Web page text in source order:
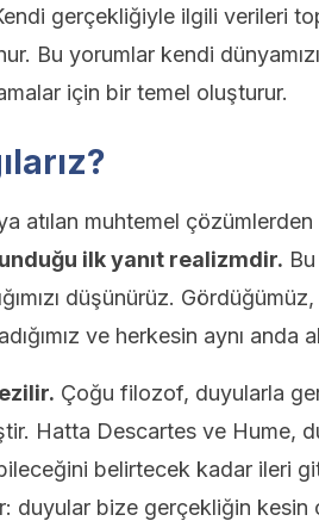
gerçekliğiyle ilgili verileri
Bu yorumlar kendi
için bir temel oluşturur.
atılan muhtemel
ilk yanıt realizmdir.
düşünürüz.
ve herkesin aynı anda
Çoğu filozof, duyularla
Hatta Descartes ve Hume,
belirtecek kadar ileri
duyular bize gerçekliğin kesin